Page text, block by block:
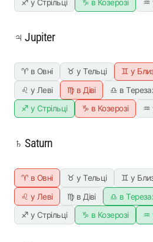
♐ у Стрільці
♑ в Козерозі ♒
♃ Jupiter
♈ в Овні ♉ у Тельці ♊ у
♌ у Леві
♍ в Діві ♎ в
♐ у Стрільці
♑ в Козерозі ♒
♄ Saturn
♈ в Овні ♉ у Тельці ♊ у
♌ у Леві
♍ в Діві ♎ в
♐ у Стрільці
♑ в Козерозі ♒